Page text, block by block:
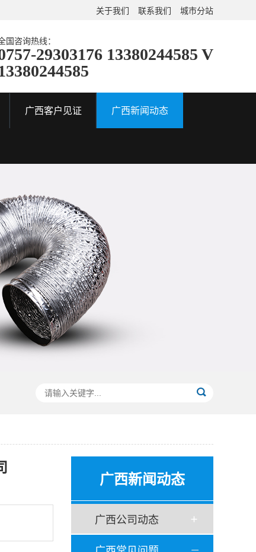
关于我们 联系我们 城市分站
国咨询热线：
29303176 13380244585 V
广西客户见证 广西新闻动态
广西新闻动态
广西公司动态